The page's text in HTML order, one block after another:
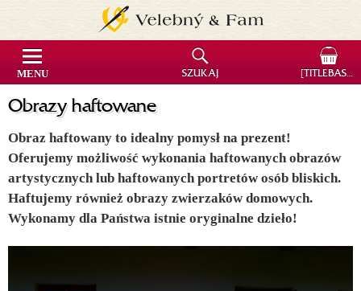
Obrazy haftowane
Obraz haftowany to idealny pomysł na prezent!
Oferujemy możliwość wykonania haftowanych obrazów
artystycznych lub haftowanych portretów osób bliskich.
Haftujemy również obrazy zwierzaków domowych.
Wykonamy dla Państwa istnie oryginalne dzieło!
MENU SZUKAJ [TITLEBASKET]